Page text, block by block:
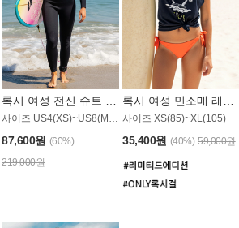
87,600원 (60%)
219,000원
사이즈 XS(85)~XL(105)
35,400원 (40%) 59,000원